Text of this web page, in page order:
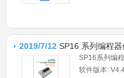
2019/7/12 SP16 系列编程
SP16系列编
软件版本: